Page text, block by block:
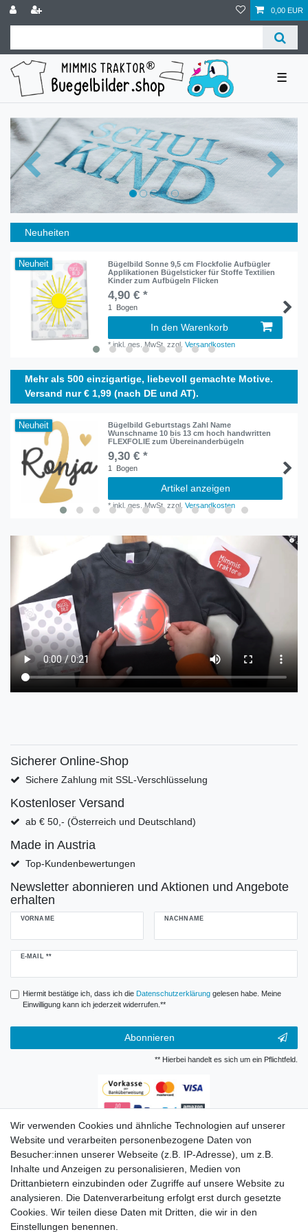
0,00 EUR
☰
Neuheiten
Neuheit
Bügelbild Sonne 9,5 cm Flockfolie Aufbügler
Applikationen Bügelsticker für Stoffe Textilien
Kinder zum Aufbügeln Flicken
4,90 € *
1 Bogen
In den Warenkorb
*inkl. ges. MwSt. zzgl.Versandkosten
Mehr als 500 einzigartige, liebevoll gemachte Motive.
Versand nur € 1,99 (nach DE und AT).
Neuheit
Bügelbild Geburtstags Zahl Name
Wunschname 10 bis 13 cm hoch handwritten
FLEXFOLIE zum Übereinanderbügeln
9,30 € *
1 Bogen
Artikel anzeigen
*inkl. ges. MwSt. zzgl.Versandkosten
Sicherer Online-Shop
Sichere Zahlung mit SSL-Verschlüsselung
Kostenloser Versand
ab € 50,- (Österreich und Deutschland)
Made in Austria
Top-Kundenbewertungen
Newsletter abonnieren und Aktionen und Angebote
erhalten
VORNAME NACHNAME
E-MAIL **
Newsletter
Hiermit bestätige ich, dass ich die Daten­schutz­erklärunggelesen habe. Meine
Einwilligung kann ich jederzeit widerrufen.**
Abonnieren
** Hierbei handelt es sich um ein Pflichtfeld.
Zahlungsarten
Wir verwenden Cookies und ähnliche Technologien auf unserer
Website und verarbeiten personenbezogene Daten von
Besucher:innen unserer Webseite (z.B. IP-Adresse), um z.B.
Inhalte und Anzeigen zu personalisieren, Medien von
Drittanbietern einzubinden oder Zugriffe auf unsere Website zu
analysieren. Die Datenverarbeitung erfolgt erst durch gesetzte
Cookies. Wir teilen diese Daten mit Dritten, die wir in den
Einstellungen benennen.